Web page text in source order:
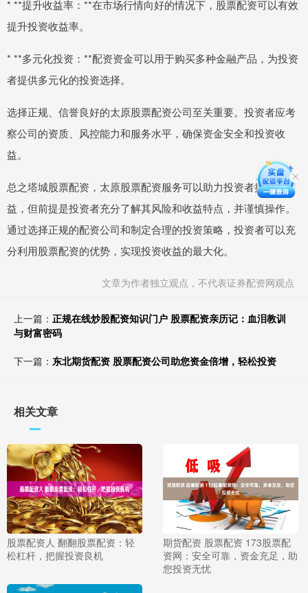
* **提升收益率：**在市场行情向好的情况下，股票配资可以有效
提升投资收益率。
* **多元化投资：**配资资金可以用于购买多种金融产品，为投资
者提供多元化的投资选择。
选择正规、信誉良好的太原股票配资公司至关重要。投资者应考
察公司的资质、风控能力和服务水平，确保资金安全和投资收
益。
总之塔城股票配资，太原股票配资服务可以助力投资者提升收
益，但前提是投资者充分了解其风险和收益特点，并谨慎操作。
通过选择正规的配资公司和制定合理的投资策略，投资者可以充
分利用股票配资的优势，实现投资收益的最大化。
文章为作者独立观点，不代表证券配资网观点
上一篇： 正规在线炒股配资知识门户 股票配资亲历记：血泪教训
与财富密码
下一篇： 东北期货配资 股票配资公司助您资金倍增，轻松投资
相关文章
股票配资人 翻翻股票配资：轻
松杠杆，把握投资良机
期货配资 股票配资 173股票配
资网：安全可靠，资金充足，助
您投资无忧